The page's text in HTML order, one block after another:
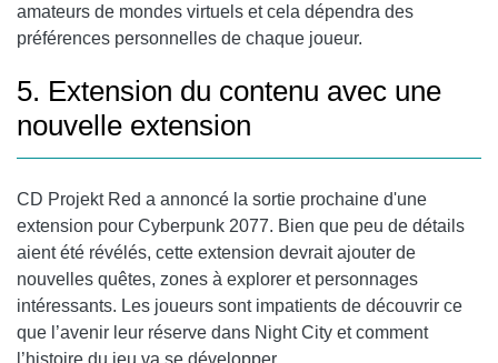
amateurs de mondes virtuels et cela dépendra des
préférences personnelles de chaque joueur.
5. Extension du contenu avec une
nouvelle extension
CD Projekt Red a annoncé la sortie prochaine d'une
extension pour Cyberpunk 2077. Bien que peu de détails
aient été révélés, cette extension devrait ajouter de
nouvelles quêtes, zones à explorer et personnages
intéressants. Les joueurs sont impatients de découvrir ce
que l’avenir leur réserve dans Night City et comment
l’histoire du jeu va se développer.